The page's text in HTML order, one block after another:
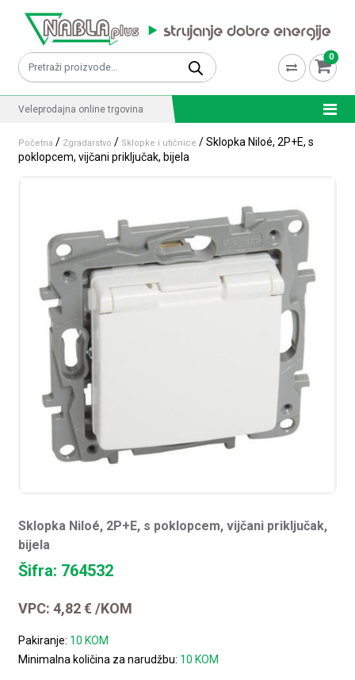
Pretraži: 0
Veleprodajna online trgovina
Početna / Zgradarstvo / Sklopke i utičnice / Sklopka Niloé, 2P+E, s
poklopcem, vijčani priključak, bijela
Sklopka Niloé, 2P+E, s poklopcem, vijčani priključak,
bijela
Šifra: 764532
VPC:4,82€ /KOM
Pakiranje: 10 KOM
Minimalna količina za narudžbu: 10 KOM